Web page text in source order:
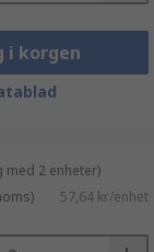
i korgen
med 2 enheter)
57,64 kr/enhet